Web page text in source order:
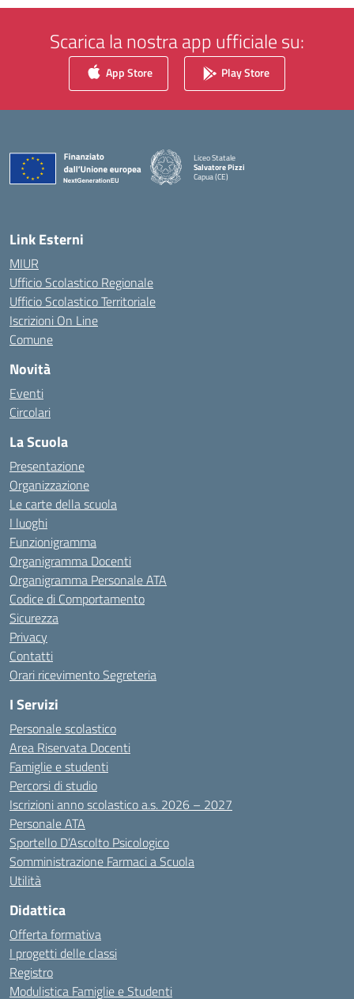
Scarica la nostra app ufficiale su:
App Store Play Store
Liceo Statale
Salvatore Pizzi
Capua (CE)
— Visita la pagina iniziale della scuola
Link Esterni
MIUR
Ufficio Scolastico Regionale
Ufficio Scolastico Territoriale
Iscrizioni On Line
Comune
Novità
Eventi
Circolari
La Scuola
Presentazione
Organizzazione
Le carte della scuola
I luoghi
Funzionigramma
Organigramma Docenti
Organigramma Personale ATA
Codice di Comportamento
Sicurezza
Privacy
Contatti
Orari ricevimento Segreteria
I Servizi
Personale scolastico
Area Riservata Docenti
Famiglie e studenti
Percorsi di studio
Iscrizioni anno scolastico a.s. 2026 – 2027
Personale ATA
Sportello D’Ascolto Psicologico
Somministrazione Farmaci a Scuola
Utilità
Didattica
Offerta formativa
I progetti delle classi
Registro
Modulistica Famiglie e Studenti